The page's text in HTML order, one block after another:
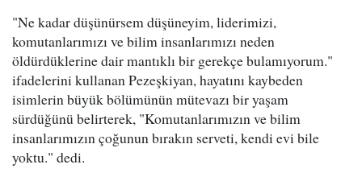
"Ne kadar düşünürsem düşüneyim, liderimizi,
komutanlarımızı ve bilim insanlarımızı neden
öldürdüklerine dair mantıklı bir gerekçe bulamıyorum."
ifadelerini kullanan Pezeşkiyan, hayatını kaybeden
isimlerin büyük bölümünün mütevazı bir yaşam
sürdüğünü belirterek, "Komutanlarımızın ve bilim
insanlarımızın çoğunun bırakın serveti, kendi evi bile
yoktu." dedi.